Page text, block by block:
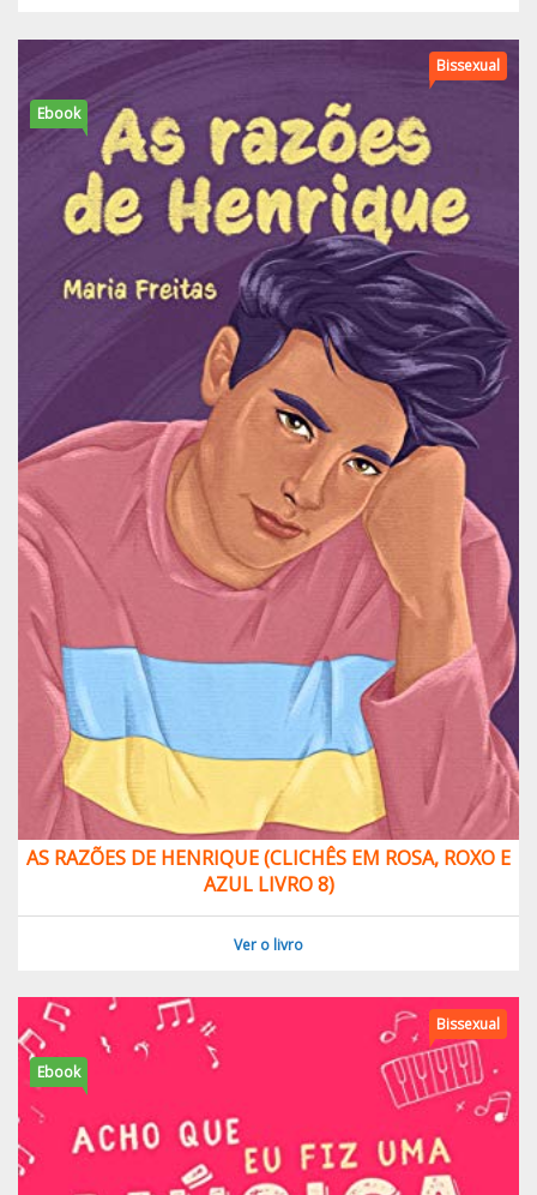
Ebook
Bissexual
AS RAZÕES DE HENRIQUE (CLICHÊS EM ROSA, ROXO E
AZUL LIVRO 8)
Ver o livro
Ebook
Bissexual